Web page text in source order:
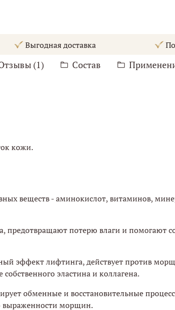
Выгодная доставка
(1) Состав
кожи.
веществ - аминокислот, витаминов,
предотвращают потерю влаги и помогают
эффект лифтинга, действует против
эластина и коллагена.
обменные и восстановительные
выраженности морщин.